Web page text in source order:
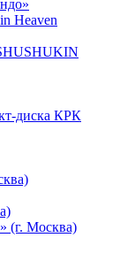
Heaven
диска КРК
(г. Москва)